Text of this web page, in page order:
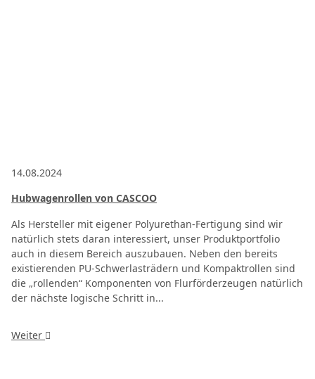
14.08.2024
Hubwagenrollen von CASCOO
Als Hersteller mit eigener Polyurethan-Fertigung sind wir
natürlich stets daran interessiert, unser Produktportfolio
auch in diesem Bereich auszubauen. Neben den bereits
existierenden PU-Schwerlasträdern und Kompaktrollen sind
die „rollenden“ Komponenten von Flurförderzeugen natürlich
der nächste logische Schritt in...
Weiter